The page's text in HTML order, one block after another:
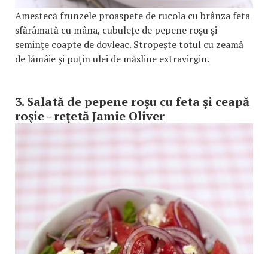
Amestecă frunzele proaspete de rucola cu brânza feta
sfărâmată cu mâna, cubuleţe de pepene roşu şi
seminţe coapte de dovleac. Stropeşte totul cu zeamă
de lămâie şi puţin ulei de măsline extravirgin.
3. Salată de pepene roşu cu feta şi ceapă
roşie - reţetă Jamie Oliver